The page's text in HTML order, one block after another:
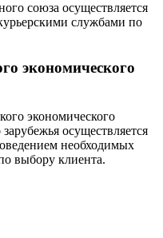
союза осуществляется
службами по
экономического
экономического
осуществляется
необходимых
выбору клиента.